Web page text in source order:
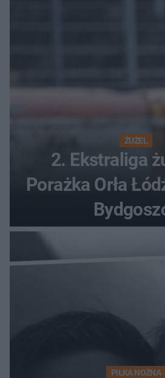
ŻUŻEL
2. Ekstraliga
Porażka Orła
PIŁKA NOŻNA